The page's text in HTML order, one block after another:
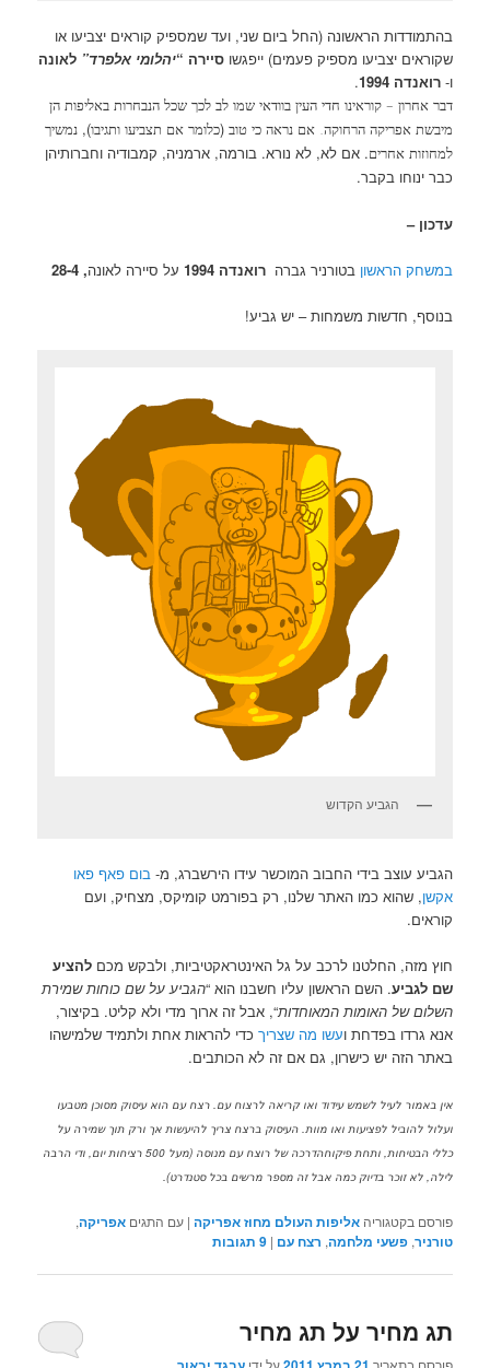
בהתמודדות הראשונה (החל ביום שני, ועד שמספיק קוראים יצביעו או
שקוראים יצביעו מספיק פעמים) ייפגשוסיירה “יהלומי אלפרד” לאונה
ו-רואנדה 1994 .
דבר אחרון – קוראינו חדי העין בוודאי שמו לב לכך שכל הנבחרות באליפות הן
מיבשת אפריקה הרחוקה. אם נראה כי טוב(כלומר אם תצביעו ותגיבו),נמשיך
למחוזות אחרים. אם לא, לא נורא. בורמה, ארמניה, קמבודיה וחברותיהן
כבר ינוחו בקבר.
עדכון –
במשחק הראשון בטורניר גברהרואנדה 1994 על סיירה לאונה, 28-4
בנוסף, חדשות משמחות – יש גביע!
הגביע הקדוש
הגביע עוצב בידי החבוב המוכשר עידו הירשברג, מ-בום פאף פאו
אקשן, שהוא כמו האתר שלנו, רק בפורמט קומיקס, מצחיק, ועם
קוראים.
חוץ מזה, החלטנו לרכב על גל האינטראקטיביות, ולבקש מכםלהציע
שם לגביע. השם הראשון עליו חשבנו הוא “הגביע על שם כוחות שמירת
השלום של האומות המאוחדות“, אבל זה ארוך מדי ולא קליט. בקיצור,
אנא גרדו בפדחת ועשו מה שצריך כדי להראות אחת ולתמיד שלמישהו
באתר הזה יש כישרון, גם אם זה לא הכותבים.
אין באמור לעיל לשמש עידוד ואו קריאה לרצוח עם.רצח עם הוא עיסוק מסוכן מטבעו
ועלול להוביל לפציעות ואו מוות.העיסוק ברצח צריך להיעשות אך ורק תוך שמירה על
כללי הבטיחות,ותחת פיקוחהדרכה של רוצח עם מנוסה(מעל500 רציחות יום,ודי הרבה
לילה,לא זוכר בדיוק כמה אבל זה מספר מרשים בכל סטנדרט).
פורסם בקטגוריה אליפות העולם מחוז אפריקה |עם התגים אפריקה,
טורניר,פשעי מלחמה, רצח עם |
9 תגובות
תג מחיר על תג מחיר
פורסם בתאריך על ידי